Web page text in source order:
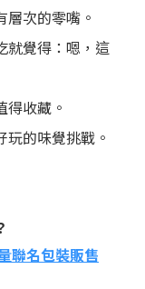
次的零嘴。
就覺得：嗯，這
收藏。
的味覺挑戰。
聯名包裝販售